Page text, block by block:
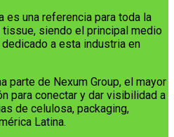
es una referencia para toda la
siendo el principal medio
a esta industria en
parte de Nexum Group, el mayor
para conectar y dar visibilidad a
de celulosa, packaging,
Latina.